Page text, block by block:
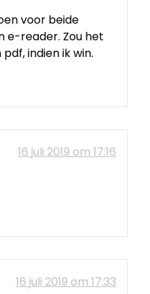
voor beide
e-reader. Zou het
indien ik win.
16 juli 2019 om 17:16
16 juli 2019 om 17:33